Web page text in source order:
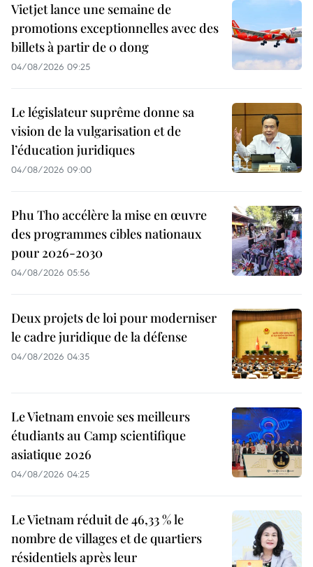
Vietjet lance une semaine de
promotions exceptionnelles avec des
billets à partir de 0 dong
04/08/2026 09:25
Le législateur suprême donne sa
vision de la vulgarisation et de
l’éducation juridiques
04/08/2026 09:00
Phu Tho accélère la mise en œuvre
des programmes cibles nationaux
pour 2026-2030
04/08/2026 05:56
Deux projets de loi pour moderniser
le cadre juridique de la défense
04/08/2026 04:35
Le Vietnam envoie ses meilleurs
étudiants au Camp scientifique
asiatique 2026
04/08/2026 04:25
Le Vietnam réduit de 46,33 % le
nombre de villages et de quartiers
résidentiels après leur